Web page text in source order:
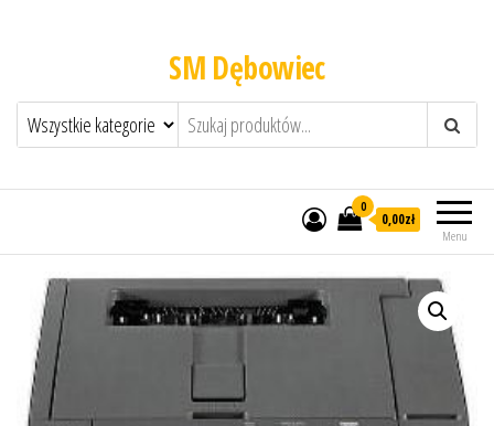
SM Dębowiec
Menu
0
0,00zł